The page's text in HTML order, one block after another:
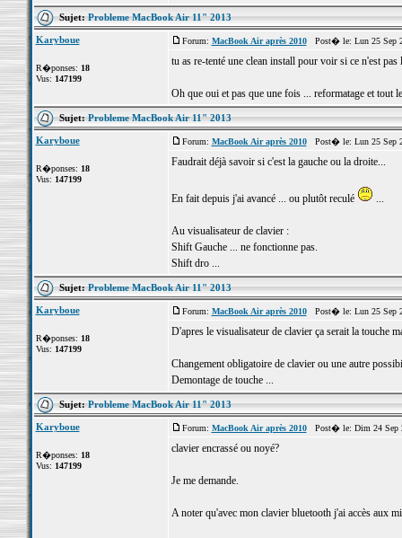
Sujet:Probleme MacBook Air 11" 2013
Karyboue
R�ponses: 18
Vus: 147199
Forum: MacBook Air après 2010Post� le: Lun 25 Sep
tu as re-tenté une clean install pour voir si ce n'est pas
Oh que oui et pas que une fois ... reformatage et tout
Sujet:Probleme MacBook Air 11" 2013
Karyboue
R�ponses: 18
Vus: 147199
Forum: MacBook Air après 2010Post� le: Lun 25 Sep
Faudrait déjà savoir si c'est la gauche ou la droite...
En fait depuis j'ai avancé ... ou plutôt reculé ...
Au visualisateur de clavier :
Shift Gauche ... ne fonctionne pas.
Shift dro ...
Sujet:Probleme MacBook Air 11" 2013
Karyboue
R�ponses: 18
Vus: 147199
Forum: MacBook Air après 2010Post� le: Lun 25 Sep
D'apres le visualisateur de clavier ça serait la touche
Changement obligatoire de clavier ou une autre
Demontage de touche ...
Sujet:Probleme MacBook Air 11" 2013
Karyboue
R�ponses: 18
Vus: 147199
Forum: MacBook Air après 2010Post� le: Dim 24 Sep
clavier encrassé ou noyé?
Je me demande.
A noter qu'avec mon clavier bluetooth j'ai accès aux